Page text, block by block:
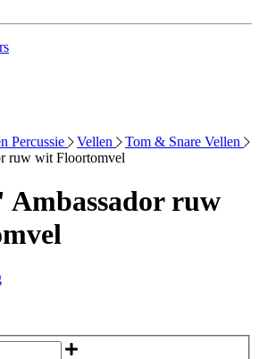
Percussie Vellen
Tom & Snare Vellen
ruw wit Floortomvel
ruw